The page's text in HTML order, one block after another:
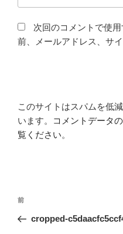
次回のコメントで使
前、メールアドレス、サイ
このサイトはスパムを低
います。
コメントデータ
覧ください。
投
ナ
過
去
前
cropped-